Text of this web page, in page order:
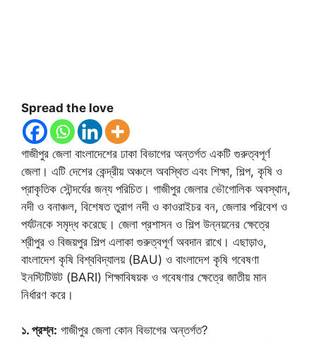
Spread the love
গাজীপুর জেলা বাংলাদেশের ঢাকা বিভাগের অন্তর্গত একটি গুরুত্বপূর্ণ
জেলা। এটি দেশের কেন্দ্রীয় অঞ্চলে অবস্থিত এবং শিক্ষা, শিল্প, কৃষি ও
প্রাকৃতিক সৌন্দর্যের জন্য পরিচিত। গাজীপুর জেলার ভৌগোলিক অবস্থান,
নদী ও বনাঞ্চল, বিশেষত তুরাগ নদী ও কাওরাইচর বন, জেলার পরিবেশ ও
পর্যটনকে সমৃদ্ধ করেছে। জেলা প্রশাসন ও শিল্প উন্নয়নের ক্ষেত্রে
শ্রীপুর ও বিজয়পুর শিল্প এলাকা গুরুত্বপূর্ণ অবদান রাখে। এছাড়াও,
বাংলাদেশ কৃষি বিশ্ববিদ্যালয় (BAU) ও বাংলাদেশ কৃষি গবেষণা
ইনস্টিটিউট (BARI) শিক্ষাবিষয়ক ও গবেষণার ক্ষেত্রে জাতীয় মান
নির্ধারণ করে।
১. প্রশ্ন: গাজীপুর জেলা কোন বিভাগের অন্তর্গত?